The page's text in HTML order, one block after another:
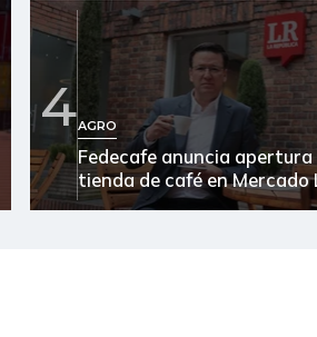
Arveja verde
Arveja verde seca
Atún en lata
Avena en hojuelas
4AGRO
Fedecafe anuncia apertura
tienda de café en Mercado